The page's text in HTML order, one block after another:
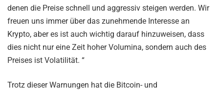
denen die Preise schnell und aggressiv steigen werden. Wir
freuen uns immer über das zunehmende Interesse an
Krypto, aber es ist auch wichtig darauf hinzuweisen, dass
dies nicht nur eine Zeit hoher Volumina, sondern auch des
Preises ist Volatilität. “
Trotz dieser Warnungen hat die Bitcoin- und